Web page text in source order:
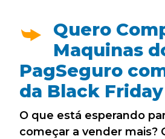
Quero
Maquinas
PagSeguro
da Black Friday
O que está esperando
começar a vender mais?